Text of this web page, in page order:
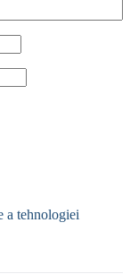
a tehnologiei